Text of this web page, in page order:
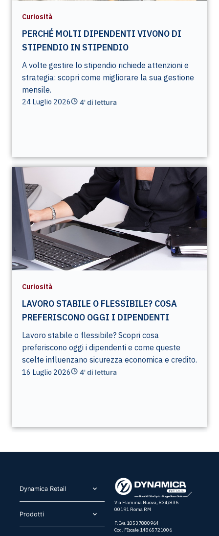
Curiosità
PERCHÉ MOLTI DIPENDENTI VIVONO DI
STIPENDIO IN STIPENDIO
A volte gestire lo stipendio richiede attenzioni e
strategia: scopri come migliorare la sua gestione
mensile.
24 Luglio 2026 4' di lettura
Curiosità
LAVORO STABILE O FLESSIBILE? COSA
PREFERISCONO OGGI I DIPENDENTI
Lavoro stabile o flessibile? Scopri cosa
preferiscono oggi i dipendenti e come queste
scelte influenzano sicurezza economica e credito.
16 Luglio 2026 4' di lettura
Dynamica Retail​
Prodotti​
Via Flaminia Nuova, 834/836
00191 Roma RM
P. Iva 10537880964
Cod. FIscale 14865721006